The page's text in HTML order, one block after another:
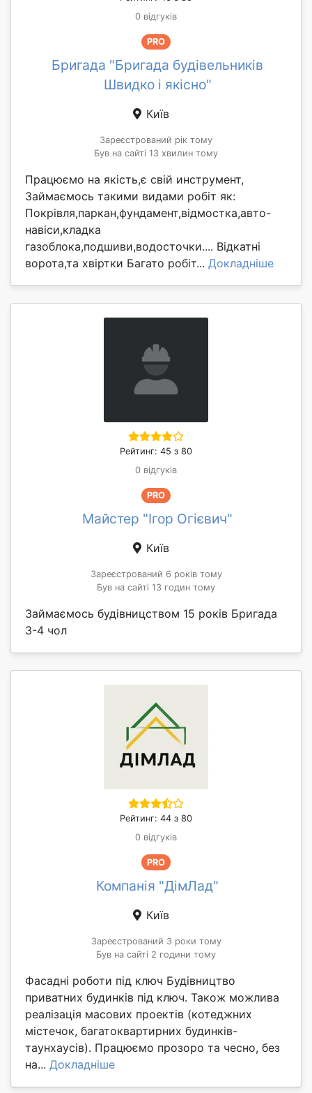
0 відгуків
PRO
Бригада "Бригада будівельників
Швидко і якісно"
Київ
Зареєстрований рік тому
Був на сайті 13 хвилин тому
Працюємо на якість,є свій инструмент,
Займаємось такими видами робіт як:
Покрівля,паркан,фундамент,відмостка,авто-
навіси,кладка
газоблока,подшиви,водосточки.... Відкатні
ворота,та хвіртки Багато робіт... Докладніше
Рейтинг: 45 з 80
0 відгуків
PRO
Майстер "Ігор Огієвич"
Київ
Зареєстрований 6 років тому
Був на сайті 13 годин тому
Займаємось будівницством 15 років Бригада
3-4 чол
Рейтинг: 44 з 80
0 відгуків
PRO
Компанія "ДімЛад"
Київ
Зареєстрований 3 роки тому
Був на сайті 2 години тому
Фасадні роботи під ключ Будівництво
приватних будинків під ключ. Також можлива
реалізація масових проектів (котеджних
містечок, багатоквартирних будинків-
таунхаусів). Працюємо прозоро та чесно, без
на... Докладніше